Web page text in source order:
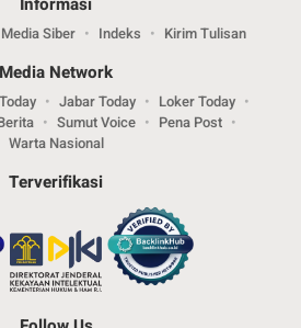
Siber Indeks Kirim Tulisan
Media Network
Jabar Today
Loker Today
Sumut Voice
Pena Post
Warta Nasional
Terverifikasi